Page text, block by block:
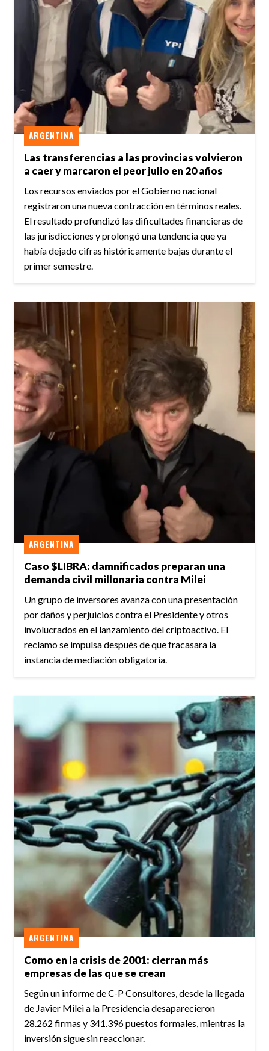
Las transferencias a las provincias volvieron
a caer y marcaron el peor julio en 20 años
ARGENTINA
Los recursos enviados por el Gobierno nacional
registraron una nueva contracción en términos reales.
El resultado profundizó las dificultades financieras de
las jurisdicciones y prolongó una tendencia que ya
había dejado cifras históricamente bajas durante el
primer semestre.
Caso $LIBRA: damnificados preparan una
demanda civil millonaria contra Milei
ARGENTINA
Un grupo de inversores avanza con una presentación
por daños y perjuicios contra el Presidente y otros
involucrados en el lanzamiento del criptoactivo. El
reclamo se impulsa después de que fracasara la
instancia de mediación obligatoria.
Como en la crisis de 2001: cierran más
empresas de las que se crean
ARGENTINA
Según un informe de C-P Consultores, desde la llegada
de Javier Milei a la Presidencia desaparecieron
28.262 firmas y 341.396 puestos formales, mientras la
inversión sigue sin reaccionar.